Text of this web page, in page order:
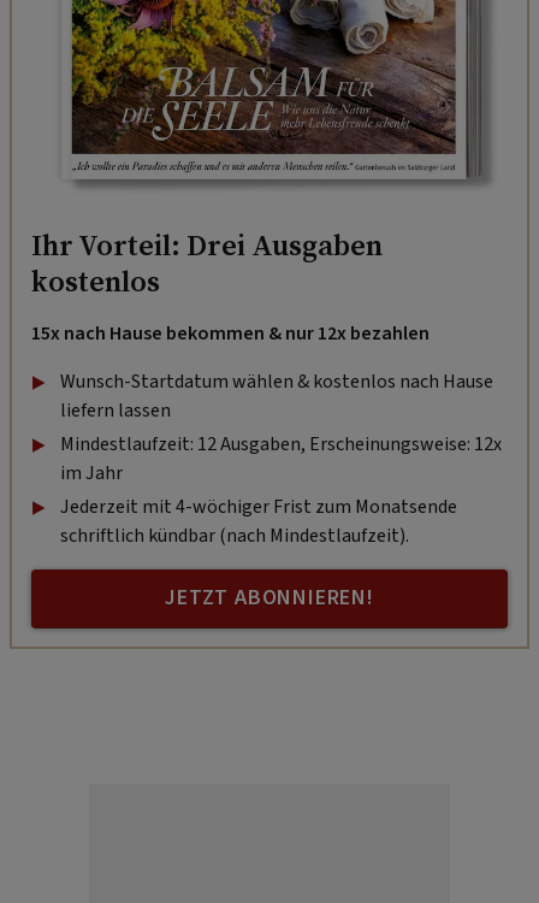
Ihr Vorteil: Drei Ausgaben
kostenlos
15x nach Hause bekommen & nur 12x bezahlen
Wunsch-Startdatum wählen & kostenlos nach Hause
liefern lassen
Mindestlaufzeit: 12 Ausgaben, Erscheinungsweise: 12x
im Jahr
Jederzeit mit 4-wöchiger Frist zum Monatsende
schriftlich kündbar (nach Mindestlaufzeit).
JETZT ABONNIEREN!